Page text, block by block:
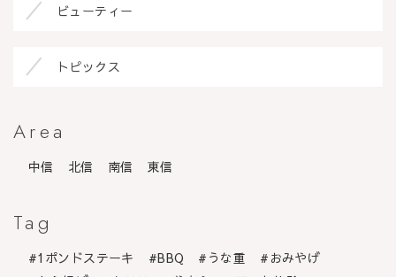
ビューティー
トピックス
Area
中信 北信 南信 東信
Tag
1ポンドステーキ BBQ うな重
おみやげ